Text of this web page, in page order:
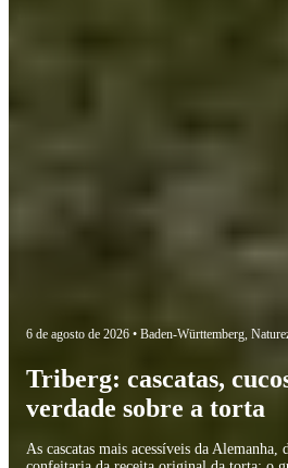
6 de agosto de 2026 • Baden-Württemberg,
Triberg: cascatas,
verdade sobre a torta
As cascatas mais acessíveis da Alemanha,